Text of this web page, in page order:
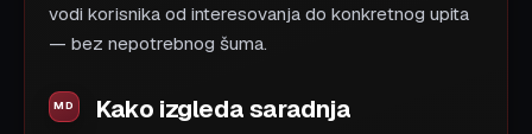
vodi korisnika od interesovanja do konkretnog upita
— bez nepotrebnog šuma.
Kako izgleda saradnja